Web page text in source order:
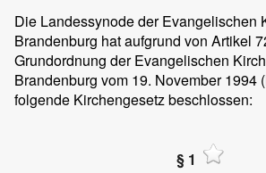
Die Landessynode der Evangelischen
Brandenburg hat aufgrund von Artikel
Grundordnung der Evangelischen
Brandenburg vom 19. November 1994
folgende Kirchengesetz beschlossen:
§ 1